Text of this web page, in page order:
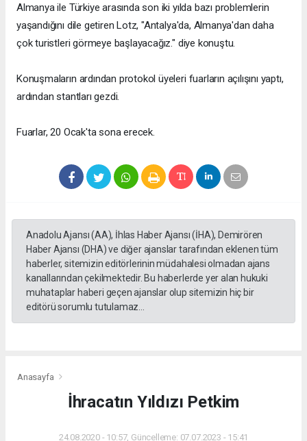
Almanya ile Türkiye arasında son iki yılda bazı problemlerin
yaşandığını dile getiren Lotz, "Antalya'da, Almanya'dan daha
çok turistleri görmeye başlayacağız." diye konuştu.
Konuşmaların ardından protokol üyeleri fuarların açılışını yaptı,
ardından stantları gezdi.
Fuarlar, 20 Ocak'ta sona erecek.
Anadolu Ajansı (AA), İhlas Haber Ajansı (İHA), Demirören
Haber Ajansı (DHA) ve diğer ajanslar tarafından eklenen tüm
haberler, sitemizin editörlerinin müdahalesi olmadan ajans
kanallarından çekilmektedir. Bu haberlerde yer alan hukuki
muhataplar haberi geçen ajanslar olup sitemizin hiç bir
editörü sorumlu tutulamaz...
Anasayfa
İhracatın Yıldızı Petkim
24.08.2020 - 10:57, Güncelleme: 07.07.2023 - 15:41